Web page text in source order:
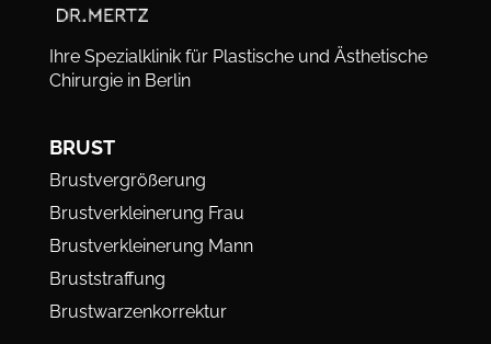
Ihre Spezialklinik für Plastische und Ästhetische
Chirurgie in Berlin
BRUST
Brustvergrößerung
Brustverkleinerung Frau
Brustverkleinerung Mann
Bruststraffung
Brustwarzenkorrektur